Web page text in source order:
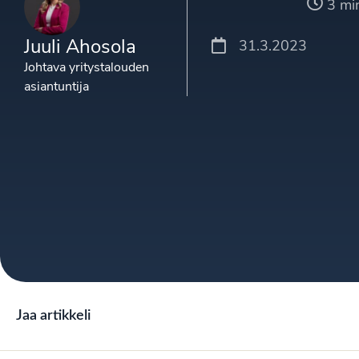
Juuli Ahosola
Johtava yritystalouden
asiantuntija
31.3.2023
3
Jaa artikkeli